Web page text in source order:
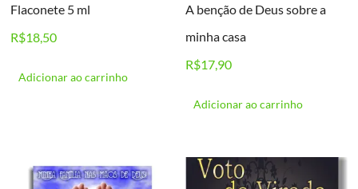
Flaconete 5 ml
R$18,50
Adicionar ao carrinho
A benção de Deus sobre a
minha casa
R$17,90
Adicionar ao carrinho